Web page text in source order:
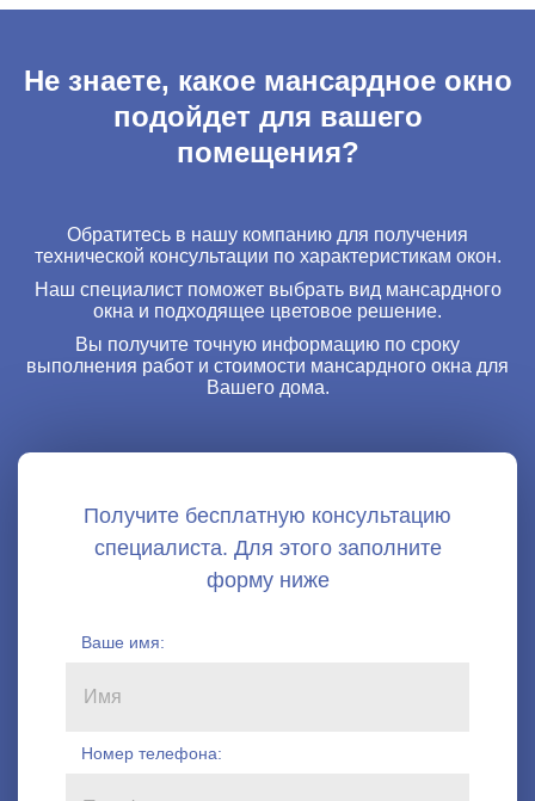
Обратитесь в нашу компанию для получения
технической консультации по характеристикам окон.
Наш специалист поможет выбрать вид мансардного
окна и подходящее цветовое решение.
Вы получите точную информацию по сроку
выполнения работ и стоимости мансардного окна для
Вашего дома.
Ваше имя:
Номер телефона: